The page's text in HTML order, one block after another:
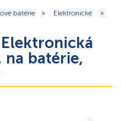
batérie » Elektronické
»
na batérie,